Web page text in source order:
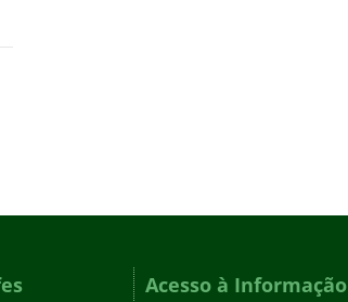
Acesso à Informação